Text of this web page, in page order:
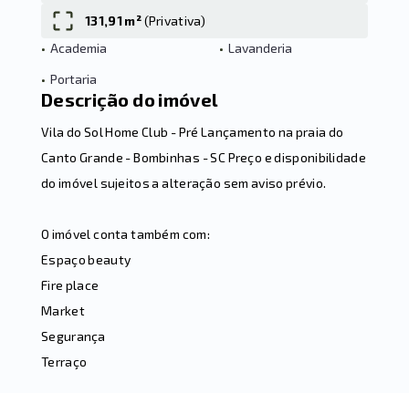
131,91 m²(Privativa)
• Academia • Lavanderia
• Portaria
Descrição do imóvel
Vila do Sol Home Club - Pré Lançamento na praia do
Canto Grande - Bombinhas - SC Preço e disponibilidade
do imóvel sujeitos a alteração sem aviso prévio.
O imóvel conta também com:
Espaço beauty
Fire place
Market
Segurança
Terraço